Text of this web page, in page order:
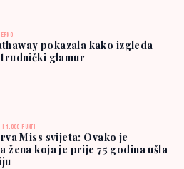
pokazala kako izgleda
trudnički glamur
I 1.000 FUNTI
Miss svijeta: Ovako je
žena koja je prije 75 godina ušla